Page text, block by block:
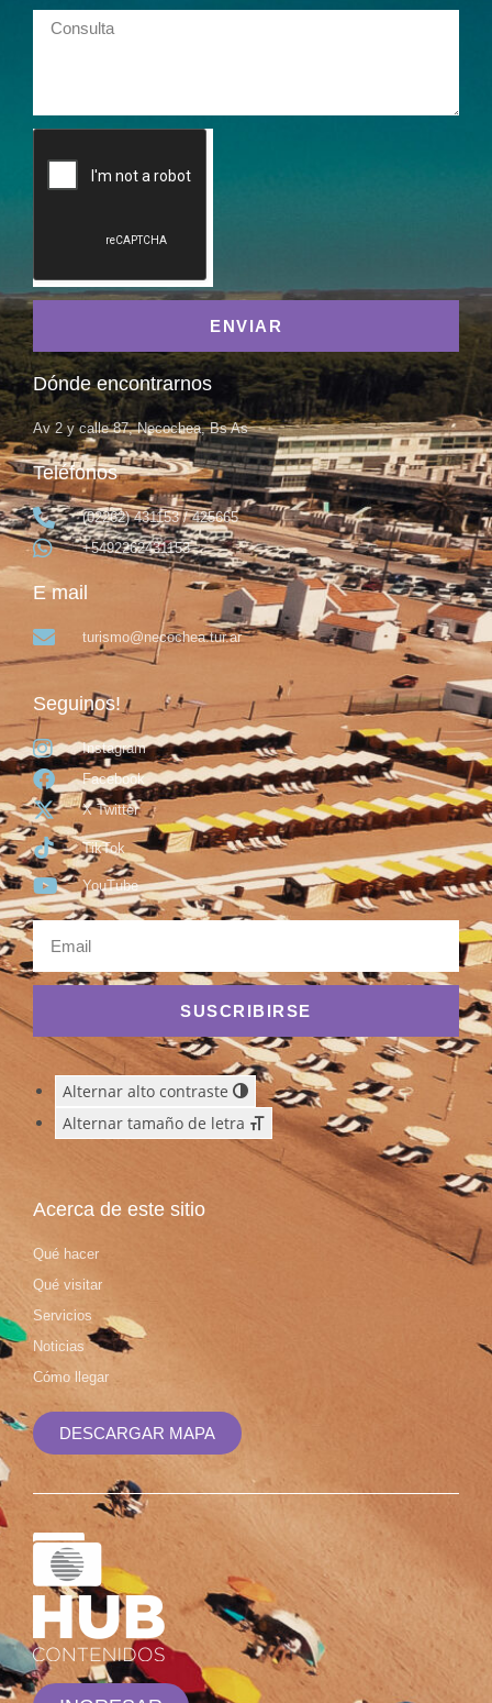
ENVIAR
Dónde encontrarnos
Av 2 y calle 87, Necochea, Bs As
Teléfonos
(02262) 431153 / 425665
+5492262431153
E mail
turismo@necochea.tur.ar
Seguinos!
Instagram
Facebook
X Twitter
TikTok
YouTube
SUSCRIBIRSE
Alternar alto contraste
Alternar tamaño de letra
Acerca de este sitio
Qué hacer
Qué visitar
Servicios
Noticias
Cómo llegar
DESCARGAR MAPA